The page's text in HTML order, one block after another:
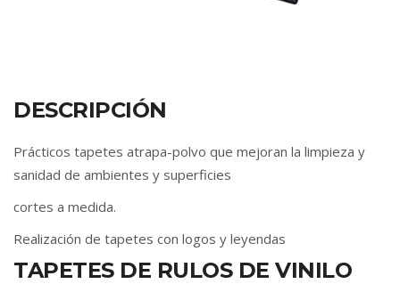
DESCRIPCIÓN
Prácticos tapetes atrapa-polvo que mejoran la limpieza y
sanidad de ambientes y superficies
cortes a medida.
Realización de tapetes con logos y leyendas
TAPETES DE RULOS DE VINILO